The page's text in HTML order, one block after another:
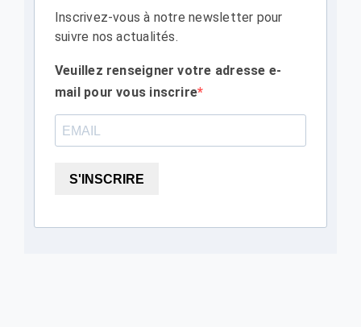
Inscrivez-vous à notre newsletter pour
suivre nos actualités.
Veuillez renseigner votre adresse e-
mail pour vous inscrire
S'INSCRIRE